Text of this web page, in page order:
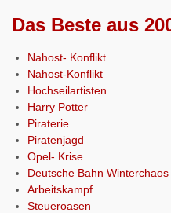
Das Beste aus
Nahost- Konflikt
Nahost-Konflikt
Hochseilartisten
Harry Potter
Piraterie
Piratenjagd
Opel- Krise
Deutsche Bahn Winterchaos
Arbeitskampf
Steueroasen